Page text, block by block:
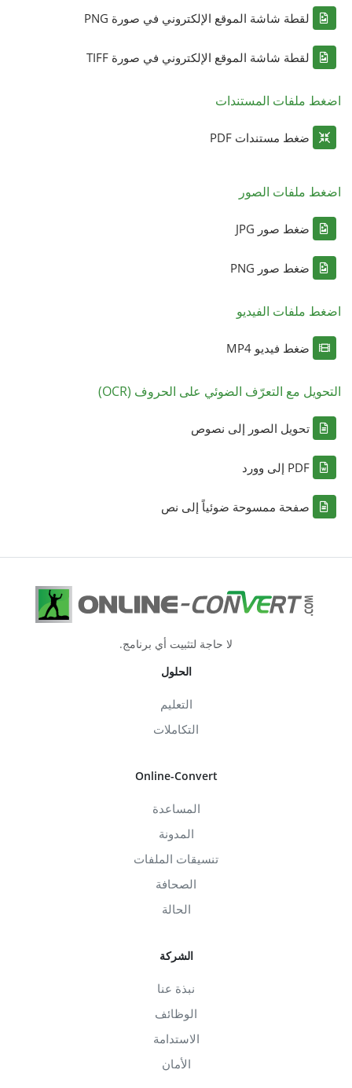
لقطة شاشة الموقع الإلكتروني في صورة PNG
لقطة شاشة الموقع الإلكتروني في صورة TIFF
اضغط ملفات المستندات
ضغط مستندات PDF
اضغط ملفات الصور
ضغط صور JPG
ضغط صور PNG
اضغط ملفات الفيديو
ضغط فيديو MP4
التحويل مع التعرّف الضوئي على الحروف (OCR)
تحويل الصور إلى نصوص
PDF إلى وورد
صفحة ممسوحة ضوئياً إلى نص
لا حاجة لتثبيت أي برنامج.
الحلول
التعليم
التكاملات
Online-Convert
المساعدة
المدونة
تنسيقات الملفات
الصحافة
الحالة
الشركة
نبذة عنا
الوظائف
الاستدامة
الأمان